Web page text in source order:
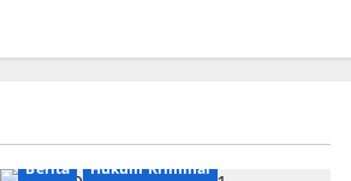
Berita Hukum Kriminal